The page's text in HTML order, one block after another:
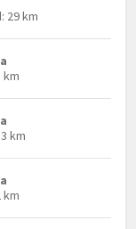
29 km
km
km
km